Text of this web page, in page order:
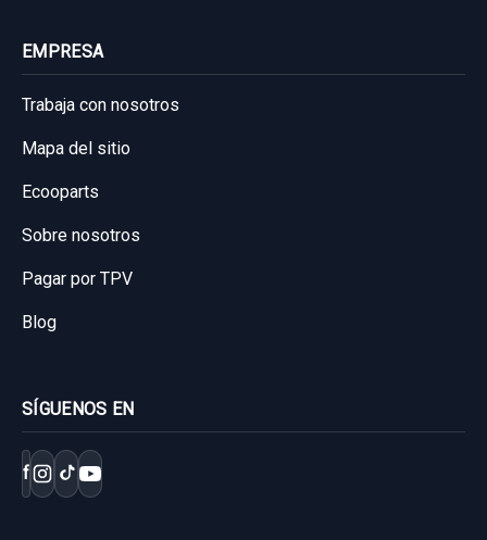
EMPRESA
Trabaja con nosotros
Mapa del sitio
Ecooparts
Sobre nosotros
Pagar por TPV
Blog
SÍGUENOS EN
f